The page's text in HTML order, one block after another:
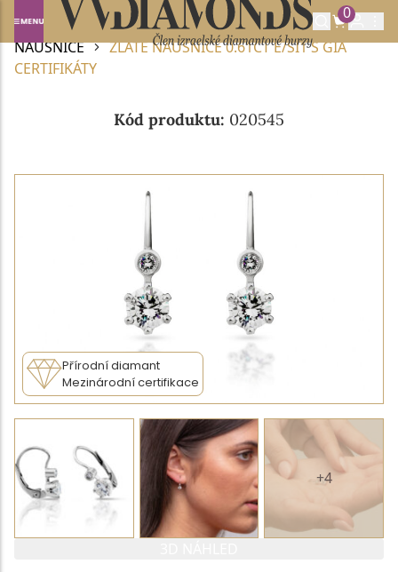
0
Domů DIAMANTOVÉ ŠPERKY
DIAMANTOVÉ
NÁUŠNICE
ZLATÉ NÁUŠNICE 0.61CT E/SI1 S GIA
CERTIFIKÁTY
Kód produktu: 020545
Přírodní diamant
Mezinárodní certifikace
+4